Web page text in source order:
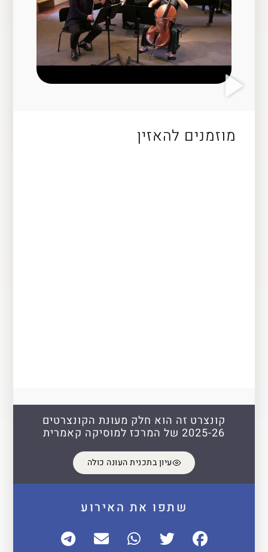
מוזמנים להאזין
קונצרט זה הוא חלק מעונת הקונצרטים
2025-26 של המרכז למוסיקה קאמרית
עיון בתכנית העונה כולה
שתפו את האירוע